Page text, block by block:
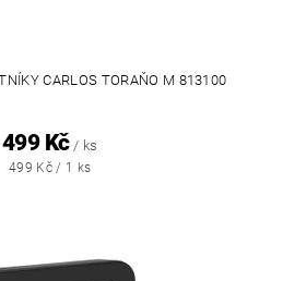
CARLOS TORAŇO M 813100
499 Kč / ks
499 Kč / 1 ks